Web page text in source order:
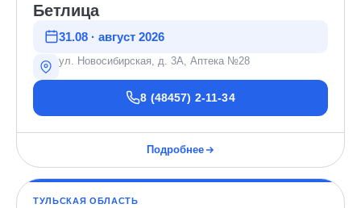
Бетлица
31.08 · август 2026
ул. Новосибирская, д. 3А, Аптека №28
8 (48457) 2-11-34
Подробнее
ТУЛЬСКАЯ ОБЛАСТЬ